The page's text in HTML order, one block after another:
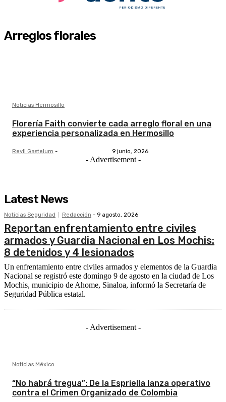
Arreglos florales
Noticias Hermosillo
Florería Faith convierte cada arreglo floral en una
experiencia personalizada en Hermosillo
Reyli Gastelum - 9 junio, 2026
- Advertisement -
Latest News
Noticias Seguridad Redacción - 9 agosto, 2026
Reportan enfrentamiento entre civiles
armados y Guardia Nacional en Los Mochis:
8 detenidos y 4 lesionados
Un enfrentamiento entre civiles armados y elementos de la Guardia
Nacional se registró este domingo 9 de agosto en la ciudad de Los
Mochis, municipio de Ahome, Sinaloa, informó la Secretaría de
Seguridad Pública estatal.
- Advertisement -
Noticias México
“No habrá tregua”: De la Espriella lanza operativo
contra el Crimen Organizado de Colombia